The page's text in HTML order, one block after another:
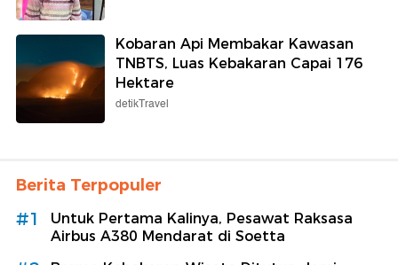
Kobaran Api Membakar Kawasan
TNBTS, Luas Kebakaran Capai 176
Hektare
detikTravel
Berita Terpopuler
#1
Untuk Pertama Kalinya, Pesawat Raksasa
Airbus A380 Mendarat di Soetta